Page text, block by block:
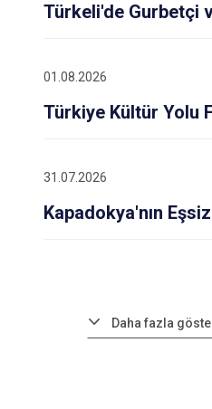
Türkeli'de Gurbetçi
01.08.2026
Türkiye Kültür Yolu
31.07.2026
Kapadokya'nın
Daha fazla